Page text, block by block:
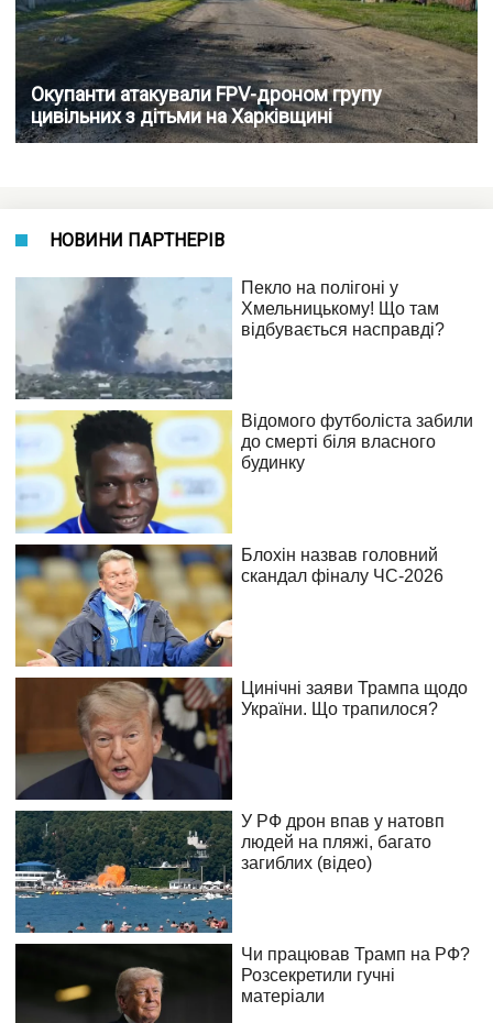
Окупанти атакували FPV-дроном групу
цивільних з дітьми на Харківщині
НОВИНИ ПАРТНЕРІВ